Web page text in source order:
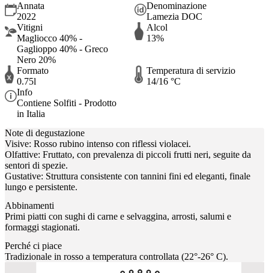
Annata
2022
Denominazione
Lamezia DOC
Vitigni
Magliocco 40% -
Gaglioppo 40% - Greco
Nero 20%
Alcol
13%
Formato
0.75l
Temperatura di servizio
14/16 °C
Info
Contiene Solfiti - Prodotto
in Italia
Note di degustazione
Visive: Rosso rubino intenso con riflessi violacei.
Olfattive: Fruttato, con prevalenza di piccoli frutti neri, seguite da
sentori di spezie.
Gustative: Struttura consistente con tannini fini ed eleganti, finale
lungo e persistente.
Abbinamenti
Primi piatti con sughi di carne e selvaggina, arrosti, salumi e
formaggi stagionati.
Perché ci piace
Tradizionale in rosso a temperatura controllata (22°-26° C).